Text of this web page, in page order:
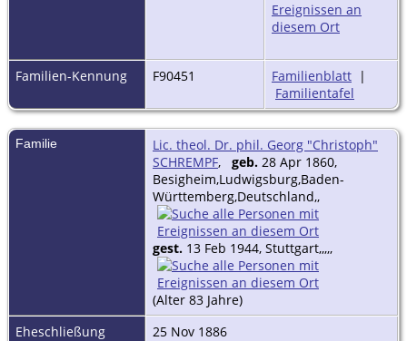
Familien-Kennung F90451 Familienblatt |
Familientafel
Familie
Lic. theol. Dr. phil. Georg "Christoph"
SCHREMPF, geb. 28 Apr 1860,
Besigheim,Ludwigsburg,Baden-
Württemberg,Deutschland,,
gest. 13 Feb 1944, Stuttgart,,,,,
(Alter 83 Jahre)
Eheschließung
25 Nov 1886